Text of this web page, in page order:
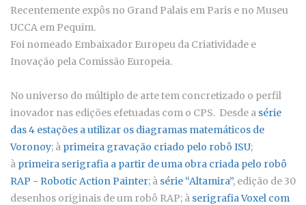
Recentemente expôs no Grand Palais em Paris e no Museu
UCCA em Pequim.
Foi nomeado Embaixador Europeu da Criatividade e
Inovação pela Comissão Europeia.
No universo do múltiplo de arte tem concretizado o perfil
inovador nas edições efetuadas com o CPS. Desde a série
das 4 estações a utilizar os diagramas matemáticos de
Voronoy; à primeira gravação criado pelo robô ISU;
à primeira serigrafia a partir de uma obra criada pelo robô
RAP - Robotic Action Painter; à série “Altamira”, edição de 30
desenhos originais de um robô RAP; à serigrafia Voxel com